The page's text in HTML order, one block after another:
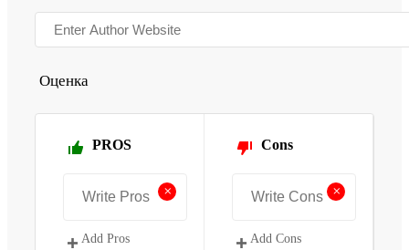
Оценка
PROS
+
Add Pros
Cons
+
Add Cons